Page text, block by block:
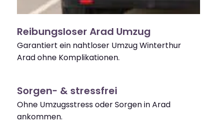
Reibungsloser Arad Umzug
Garantiert ein nahtloser Umzug Winterthur
Arad ohne Komplikationen.
Sorgen- & stressfrei
Ohne Umzugsstress oder Sorgen in Arad
ankommen.